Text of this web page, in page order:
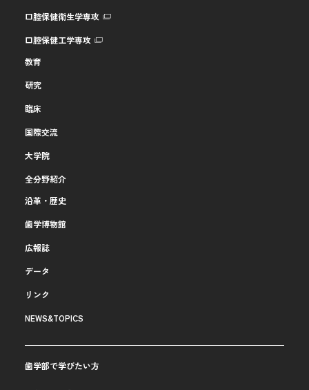
口腔保健衛生学専攻
口腔保健工学専攻
教育
研究
臨床
国際交流
大学院
全分野紹介
沿革・歴史
歯学博物館
広報誌
データ
リンク
NEWS&TOPICS
歯学部で学びたい方